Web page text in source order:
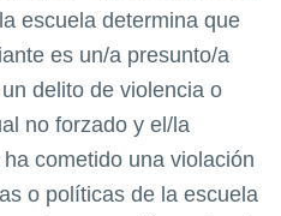
escuela determina que
es un/a presunto/a
delito de violencia o
no forzado y el/la
cometido una violación
o políticas de la escuela